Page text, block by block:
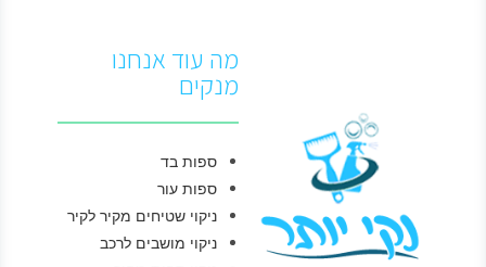
מה עוד אנחנו
מנקים
ספות בד
ספות עור
ניקוי שטיחים מקיר לקיר
ניקוי מושבים לרכב